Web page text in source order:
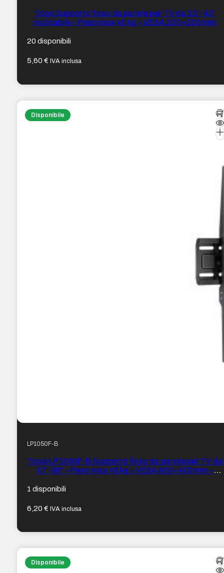
Tooq Supporto fisso da parete per TV da 23″-43″
inclinabile – Peso max 45 kg – VESA 200×200 mm
20 disponibili
5,60€ IVA inclusa
Disponibile
LP1050F-B
Tooq LP1050F-B Supporto fisso da parete per TV da
37″-86″ – Peso max 45 kg – VESA 600×400 mm –
1 disponibili
6,20€ IVA inclusa
Disponibile